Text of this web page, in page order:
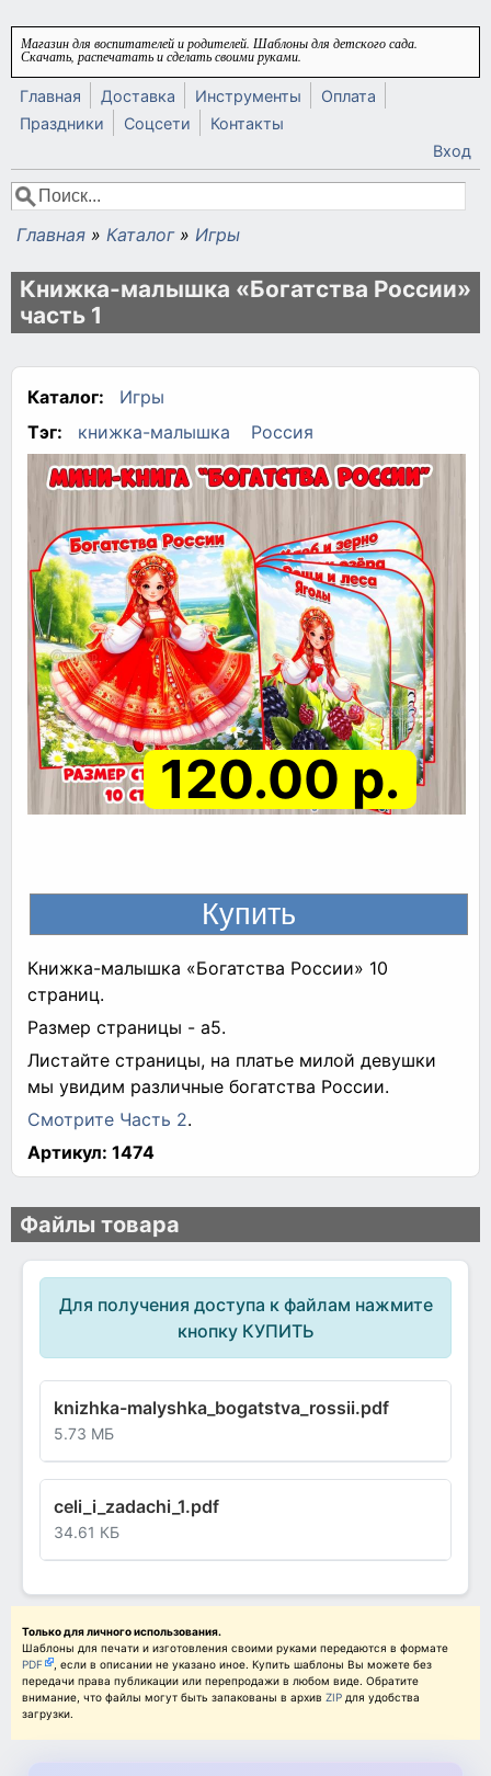
Перейти к основному содержанию
Магазин для воспитателей и родителей. Шаблоны для детского сада.
Скачать, распечатать и сделать своими руками.
Главная Доставка Инструменты
Оплата
Праздники
Соцсети
Контакты
Вход
Форма поиска
Поиск
Вы здесь
Главная » Каталог » Игры
Книжка-малышка «Богатства России»
часть 1
Каталог:
Игры
Тэг:
книжка-малышка Россия
120.00 р.
Книжка-малышка «Богатства России» 10
страниц.
Размер страницы - а5.
Листайте страницы, на платье милой девушки
мы увидим различные богатства России.
Смотрите Часть 2.
Артикул: 1474
Файлы товара
Для получения доступа к файлам нажмите
кнопку КУПИТЬ
knizhka-malyshka_bogatstva_rossii.pdf
5.73 МБ
celi_i_zadachi_1.pdf
34.61 КБ
Только для личного использования.
Шаблоны для печати и изготовления своими руками передаются в формате
PDF
, если в описании не указано иное. Купить шаблоны Вы можете без
передачи права публикации или перепродажи в любом виде. Обратите
внимание, что файлы могут быть запакованы в архив ZIP для удобства
загрузки.